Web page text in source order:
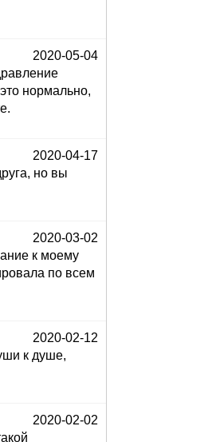
2020-05-04
нормально,
2020-04-17
но вы
2020-03-02
к моему
по всем
2020-02-12
к душе,
2020-02-02